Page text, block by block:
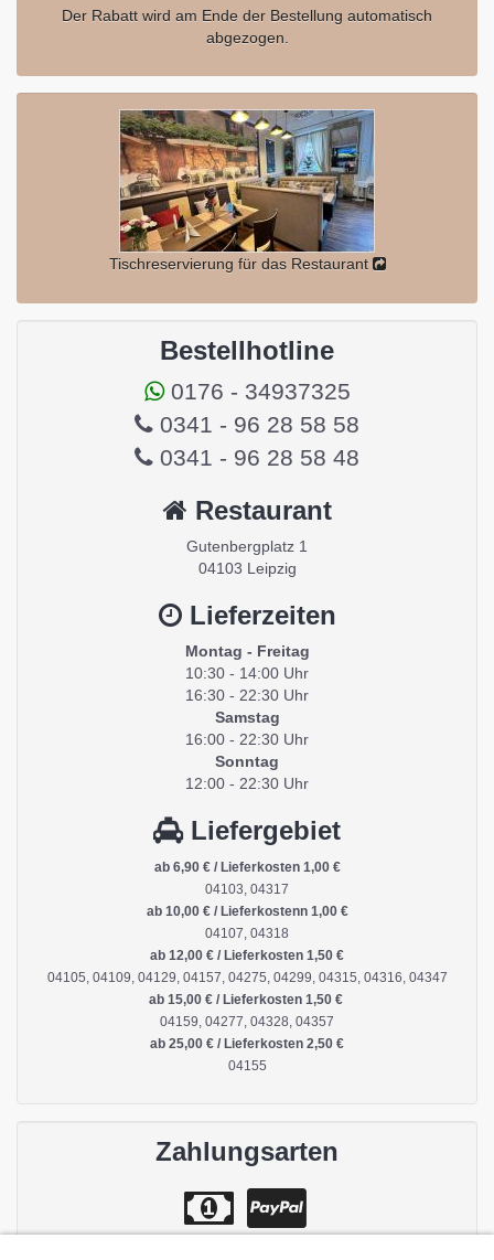
Der Rabatt wird am Ende der Bestellung automatisch
abgezogen.
Tischreservierung für das Restaurant
Bestellhotline
0176 - 34937325
0341 - 96 28 58 58
0341 - 96 28 58 48
Restaurant
Gutenbergplatz 1
04103 Leipzig
Lieferzeiten
Montag - Freitag
10:30 - 14:00 Uhr
16:30 - 22:30 Uhr
Samstag
16:00 - 22:30 Uhr
Sonntag
12:00 - 22:30 Uhr
Liefergebiet
ab 6,90 € / Lieferkosten 1,00 €
04103, 04317
ab 10,00 € / Lieferkostenn 1,00 €
04107, 04318
ab 12,00 € / Lieferkosten 1,50 €
04105, 04109, 04129, 04157, 04275, 04299, 04315, 04316, 04347
ab 15,00 € / Lieferkosten 1,50 €
04159, 04277, 04328, 04357
ab 25,00 € / Lieferkosten 2,50 €
04155
Zahlungsarten